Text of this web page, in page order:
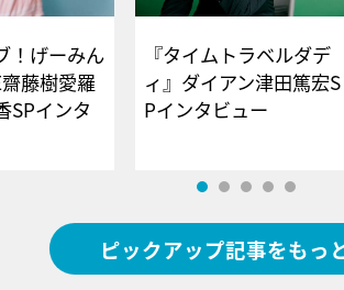
！げーみん
藤樹愛羅
SPインタ
『タイムトラベルダデ
ィ』ダイアン津田篤宏S
Pインタビュー
ピックアップ記事をもっ